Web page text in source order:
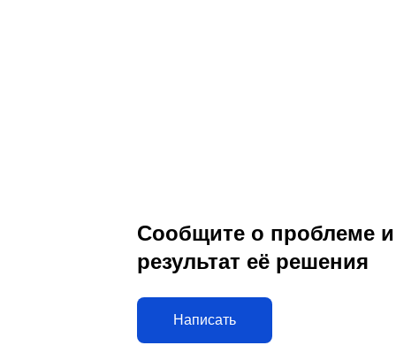
Сообщите о проблеме
результат её решения
Написать